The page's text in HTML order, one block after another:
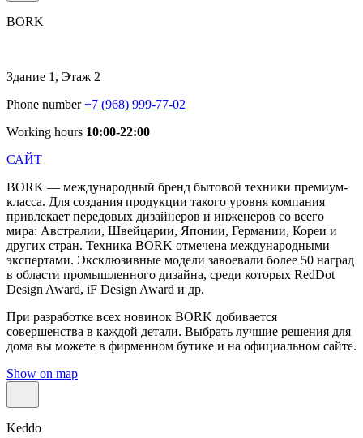
BORK
Здание 1, Этаж 2
Phone number+7 (968) 999-77-02
Working hours 10:00-22:00
САЙТ
BORK — международный бренд бытовой техники премиум-
класса. Для создания продукции такого уровня компания
привлекает передовых дизайнеров и инженеров со всего
мира: Австралии, Швейцарии, Японии, Германии, Кореи и
других стран. Техника BORK отмечена международными
экспертами. Эксклюзивные модели завоевали более 50 наград
в области промышленного дизайна, среди которых RedDot
Design Award, iF Design Award и др.
При разработке всех новинок BORK добивается
совершенства в каждой детали. Выбрать лучшие решения для
дома вы можете в фирменном бутике и на официальном сайте.
Show on map
Keddo